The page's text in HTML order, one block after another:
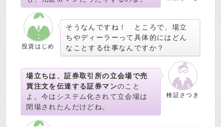
投資はじめ
そうなんですね！ ところで、場立
ちやディーラーって具体的にはどん
なことする仕事なんですか？
検証さつき
場立ちは、証券取引所の立会場で売
買注文を伝達する証券マンのこと
よ。今はシステム化されて立会場は
閉場されたんだけどね。